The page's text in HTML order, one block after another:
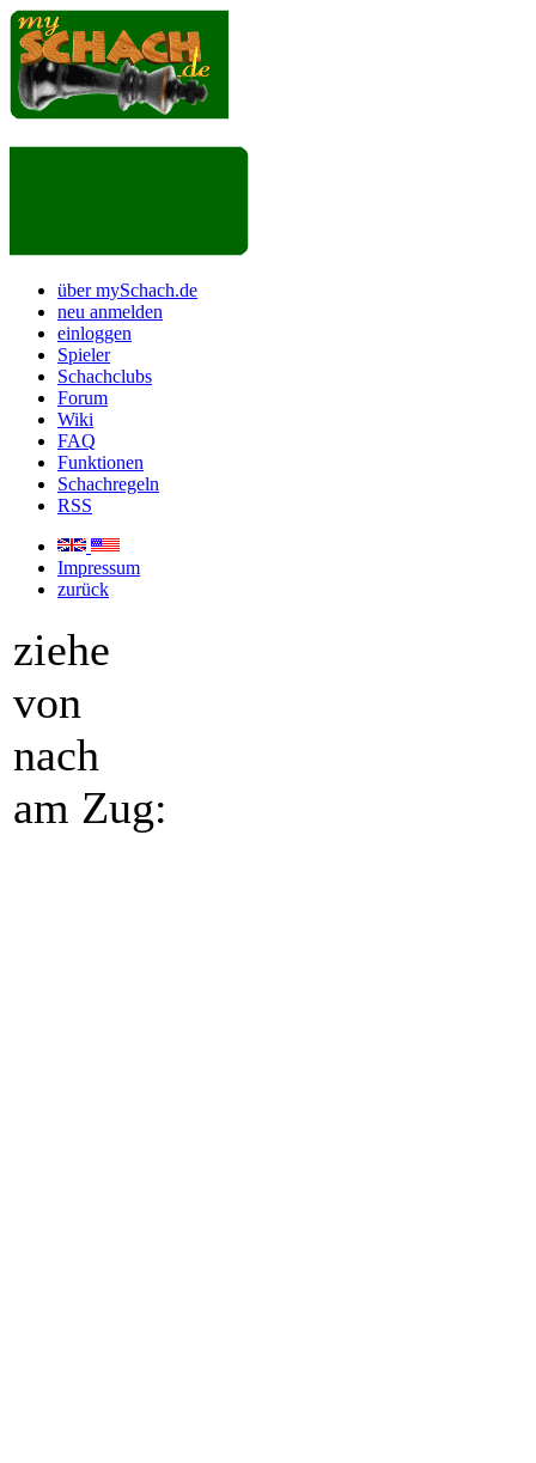
über mySchach.de
neu anmelden
einloggen
Spieler
Schachclubs
Forum
Wiki
FAQ
Funktionen
Schachregeln
RSS
Impressum
zurück
ziehe
von
nach
am Zug: